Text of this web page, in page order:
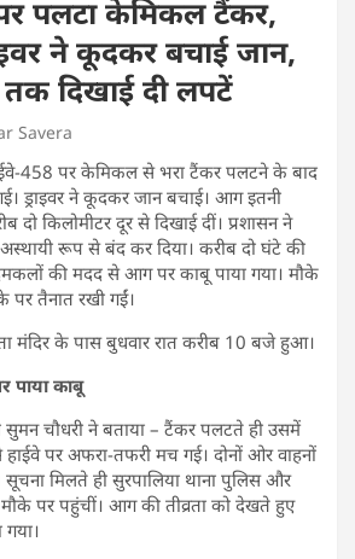
पर पलटा केमिकल टैंकर,
ने कूदकर बचाई जान,
तक दिखाई दी लपटें
Savera
458 पर केमिकल से भरा टैंकर पलटने के बाद
ड्राइवर ने कूदकर जान बचाई। आग इतनी
दो किलोमीटर दूर से दिखाई दीं। प्रशासन ने
रूप से बंद कर दिया। करीब दो घंटे की
की मदद से आग पर काबू पाया गया। मौके
तैनात रखी गईं।
मंदिर के पास बुधवार रात करीब 10 बजे हुआ।
पाया काबू
सुमन चौधरी ने बताया – टैंकर पलटते ही उसमें
पर अफरा-तफरी मच गई। दोनों ओर वाहनों
मिलते ही सुरपालिया थाना पुलिस और
पर पहुंचीं। आग की तीव्रता को देखते हुए